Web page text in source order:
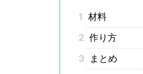
1 材料
2 作り方
3
まとめ